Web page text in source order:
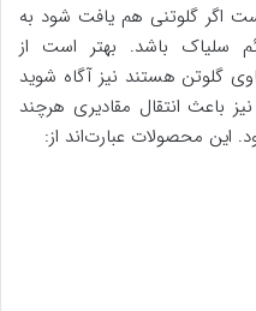
اگر گلوتنی هم یافت شود به
سلیاک باشد. بهتر است از
گلوتن هستند نیز آگاه شوید
باعث انتقال مقادیری هرچند
این محصولات عبارت‌اند از: